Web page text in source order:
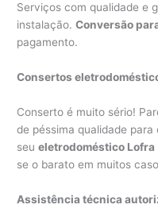
Serviços com qualidade e
instalação.Conversão
pagamento.
Consertos
Conserto é muito sério!
de péssima qualidade
seueletrodoméstico Lofra
se o barato em muitos
Assistência técnica